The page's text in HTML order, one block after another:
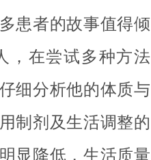
患者的故事值得倾
，在尝试多种方法
细分析他的体质与
制剂及生活调整的
显降低，生活质量